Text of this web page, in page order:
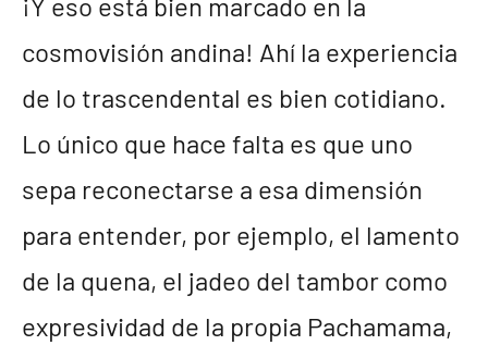
cosmovisión andina! Ahí la experiencia
de lo trascendental es bien cotidiano.
Lo único que hace falta es que uno
sepa reconectarse a esa dimensión
para entender, por ejemplo, el lamento
de la quena, el jadeo del tambor como
expresividad de la propia Pachamama,